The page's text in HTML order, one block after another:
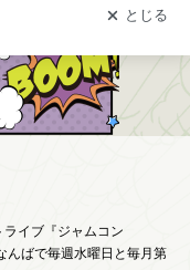
イブ『ジャムコン
んばで毎週水曜日と毎月第